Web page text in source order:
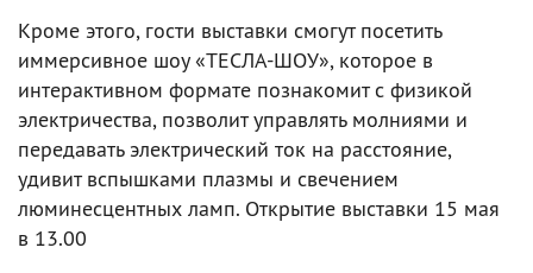
Кроме этого, гости выставки смогут посетить
иммерсивное шоу «ТЕСЛА-ШОУ», которое в
интерактивном формате познакомит с физикой
электричества, позволит управлять молниями и
передавать электрический ток на расстояние,
удивит вспышками плазмы и свечением
люминесцентных ламп. Открытие выставки 15 мая
в 13.00